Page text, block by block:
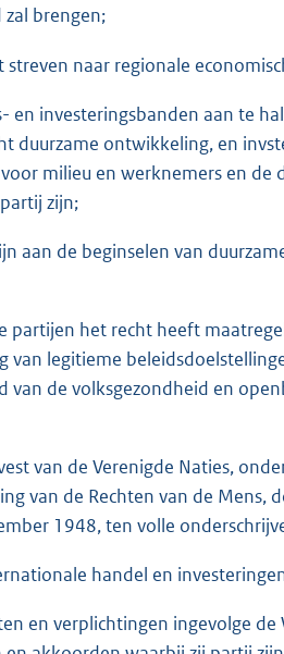
brengen;
naar regionale
en investeringsbanden aan te
duurzame ontwikkeling, en
milieu en werknemers en
zijn;
aan de beginselen van
partijen het recht heeft
van legitieme
van de volksgezondheid en
van de Verenigde Naties,
van de Rechten van de Mens,
1948, ten volle
handel en
en verplichtingen ingevolge